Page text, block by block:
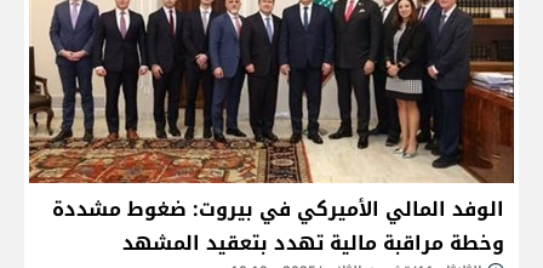
الوفد المالي الأميركي في بيروت: ضغوط مشددة
وخطة مراقبة مالية تهدد بتعقيد المشهد